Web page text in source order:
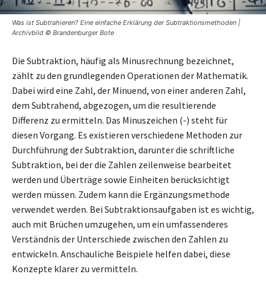
Was ist Subtrahieren? Eine einfache Erklärung der Subtraktionsmethoden |
Archivbild © Brandenburger Bote
Die Subtraktion, häufig als Minusrechnung bezeichnet,
zählt zu den grundlegenden Operationen der Mathematik.
Dabei wird eine Zahl, der Minuend, von einer anderen Zahl,
dem Subtrahend, abgezogen, um die resultierende
Differenz zu ermitteln. Das Minuszeichen (-) steht für
diesen Vorgang. Es existieren verschiedene Methoden zur
Durchführung der Subtraktion, darunter die schriftliche
Subtraktion, bei der die Zahlen zeilenweise bearbeitet
werden und Überträge sowie Einheiten berücksichtigt
werden müssen. Zudem kann die Ergänzungsmethode
verwendet werden. Bei Subtraktionsaufgaben ist es wichtig,
auch mit Brüchen umzugehen, um ein umfassenderes
Verständnis der Unterschiede zwischen den Zahlen zu
entwickeln. Anschauliche Beispiele helfen dabei, diese
Konzepte klarer zu vermitteln.